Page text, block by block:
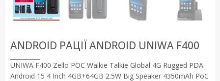
ANDROID РАЦІЇ ANDROID UNIWA F400
UNIWA F400 Zello POC Walkie Talkie Global 4G Rugged PDA
Android 15 4 Inch 4GB+64GB 2.5W Big Speaker 4350mAh PoC